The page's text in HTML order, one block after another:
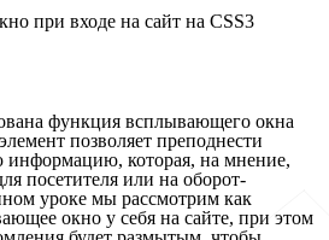
при входе на сайт на CSS3
функция всплывающего окна
позволяет преподнести
информацию, которая, на мнение,
посетителя или на оборот-
уроке мы рассмотрим как
окно у себя на сайте, при этом